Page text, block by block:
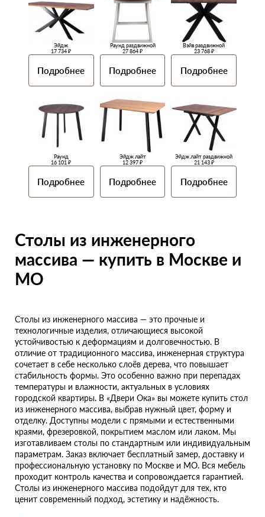
Эйдж
17 734 ₽
Подробнее
Раунд раздвижной
27 864 ₽
Подробнее
Вэйв раздвижной
23 768 ₽
Подробнее
Раунд
16 101 ₽
Подробнее
Эйдж лайт
12 397 ₽
Подробнее
Эйдж лайт раздвижной
21 143 ₽
Подробнее
Столы из инженерного
массива — купить в Москве и
МО
Столы из инженерного массива — это прочные и
технологичные изделия, отличающиеся высокой
устойчивостью к деформациям и долговечностью. В
отличие от традиционного массива, инженерная структура
сочетает в себе несколько слоёв дерева, что повышает
стабильность формы. Это особенно важно при перепадах
температуры и влажности, актуальных в условиях
городской квартиры. В «Двери Ока» вы можете купить стол
из инженерного массива, выбрав нужный цвет, форму и
отделку. Доступны модели с прямыми и естественными
краями, фрезеровкой, покрытием маслом или лаком. Мы
изготавливаем столы по стандартным или индивидуальным
параметрам. Заказ включает бесплатный замер, доставку и
профессиональную установку по Москве и МО. Вся мебель
проходит контроль качества и сопровождается гарантией.
Столы из инженерного массива подойдут для тех, кто
ценит современный подход, эстетику и надёжность.